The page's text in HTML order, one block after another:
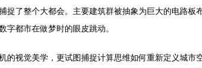
捉了整个大都会。主要建筑群被抽象为巨大的电路
字都市在做梦时的眼皮跳动。
的视觉美学，更试图捕捉计算思维如何重新定义城